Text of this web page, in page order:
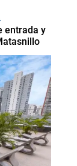
entrada y